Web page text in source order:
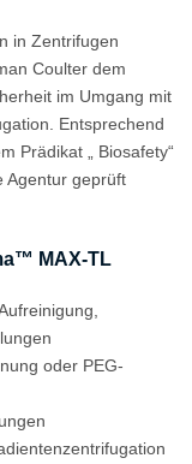
in Zentrifugen
Coulter dem
im Umgang mit
Entsprechend
Prädikat „ Biosafety“
Agentur geprüft
MAX-TL
oder PEG-